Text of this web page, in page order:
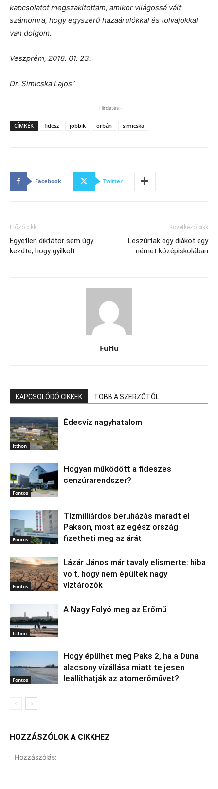
kapcsolatot megszakítottam, amikor világossá vált
számomra, hogy egyszerű hazaárulókkal és tolvajokkal
van dolgom.
Veszprém, 2018. 01. 23.
Dr. Simicska Lajos”
- Hirdetés -
CÍMKÉK fidesz jobbik orbán simicska
Facebook Twitter
Előző cikk
Egyetlen diktátor sem úgy
kezdte, hogy gyilkolt
Következő cikk
Leszúrtak egy diákot egy
német középiskolában
FüHü
KAPCSOLÓDÓ CIKKEK TÖBB A SZERZŐTŐL
Itthon
Édesvíz nagyhatalom
Fontos
Hogyan működött a fideszes
cenzúrarendszer?
Fontos
Tízmilliárdos beruházás maradt el
Pakson, most az egész ország
fizetheti meg az árát
Fontos
Lázár János már tavaly elismerte: hiba
volt, hogy nem épültek nagy
víztározók
Itthon
A Nagy Folyó meg az Erőmű
Fontos
Hogy épülhet meg Paks 2, ha a Duna
alacsony vízállása miatt teljesen
leállíthatják az atomerőművet?
HOZZÁSZÓLOK A CIKKHEZ